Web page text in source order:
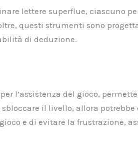
lettere superflue, ciascuno
questi strumenti sono
di deduzione.
l’assistenza del gioco,
il livello, allora potrebbe
e di evitare la frustrazione,